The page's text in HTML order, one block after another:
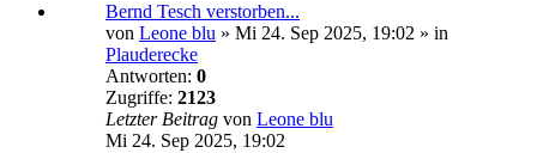
Bernd Tesch verstorben...
von Leone blu » Mi 24. Sep 2025, 19:02 » in
Plauderecke
Antworten: 0
Zugriffe: 2123
Letzter Beitrag von Leone blu
Mi 24. Sep 2025, 19:02